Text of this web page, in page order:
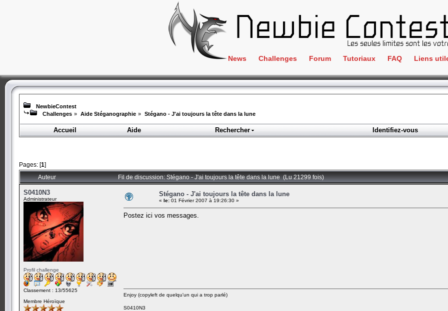
News Challenges
Crackme
ClientSide
Forensics
Programmation
Stéganographie
Wargame
Forum Tutoriaux FAQ Liens
IRC
NewbieContest
Challenges » Aide Stéganographie » Stégano - J'ai toujours la tête dans la lune
Accueil
Aide Rechercher Identifiez-vous
Pages: [1]
Auteur Fil de discussion: Stégano - J'ai toujours la tête dans la lune (Lu 21299 fois)
S0410N3
Administrateur
Profil challenge
Classement : 13/55625
Membre Héroïque
Stégano - J'ai toujours la tête dans la lune
« le: 01 Février 2007 à 19:26:30 »
Postez ici vos messages.
Enjoy (copyleft de quelqu'un qui a trop parlé)
S0410N3